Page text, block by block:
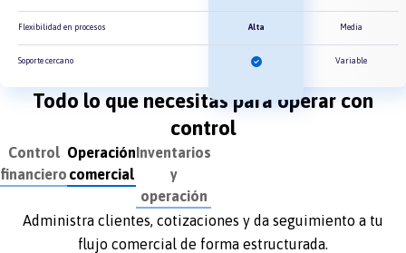
Flexibilidad en procesos Alta Media
Soporte cercano Variable
Todo lo que necesitas para operar con
control
comercial
Inventarios
y
Mantén control sobre productos y operación diaria sin
depender de procesos complejos.